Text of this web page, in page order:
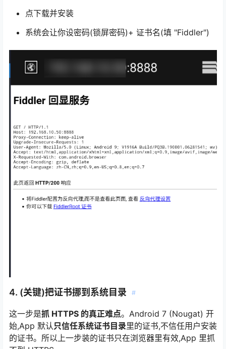
点下载并安装
系统会让你设密码(锁屏密码)+ 证书名(填 "Fiddler")
4. (关键)把证书挪到系统目录 #
这一步是抓 HTTPS 的真正难点。Android 7 (Nougat) 开
始,App 默认 只信任系统证书目录里的证书,不信任用户安装
的证书。所以上一步装的证书只在浏览器里有效,App 里抓